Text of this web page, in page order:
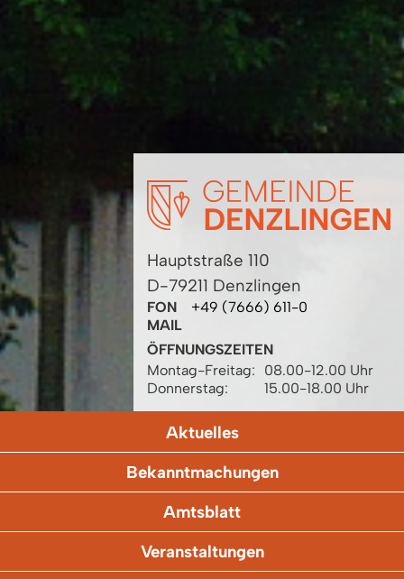
Hauptstraße 110
D-79211 Denzlingen
FON
+49 (7666) 611-0
MAIL
ÖFFNUNGSZEITEN
Montag-Freitag:
08.00-12.00 Uhr
Donnerstag:
15.00-18.00 Uhr
Aktuelles
Bekanntmachungen
Amtsblatt
Veranstaltungen